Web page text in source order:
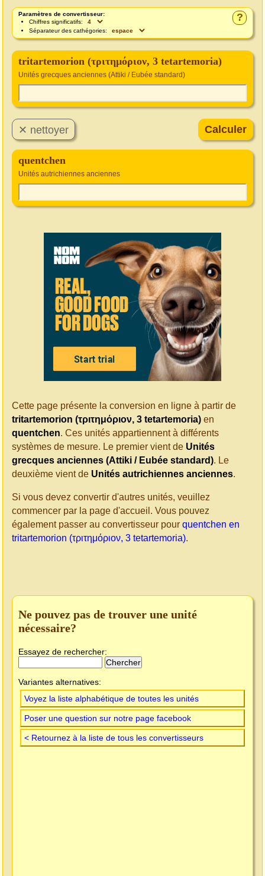
?
Paramètres de convertisseur:
Chiffres significatifs:
Séparateur des cathégories:
tritartemorion (τριτημόριον, 3 tetartemoria)
Unités grecques anciennes (Attiki / Eubée standard)
quentchen
Unités autrichiennes anciennes
Cette page présente la conversion en ligne à partir de
tritartemorion (τριτημόριον, 3 tetartemoria) en
quentchen. Ces unités appartiennent à différents
systèmes de mesure. Le premier vient de Unités
grecques anciennes (Attiki / Eubée standard). Le
deuxième vient de Unités autrichiennes anciennes.
Si vous devez convertir d'autres unités, veuillez
commencer par la page d'accueil. Vous pouvez
également passer au convertisseur pour quentchen en
tritartemorion (τριτημόριον, 3 tetartemoria).
Ne pouvez pas de trouver une unité
nécessaire?
Essayez de rechercher:
Variantes alternatives:
Voyez la liste alphabétique de toutes les unités
Poser une question sur notre page facebook
< Retournez à la liste de tous les convertisseurs